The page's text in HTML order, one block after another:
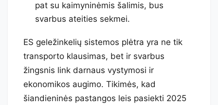
pat su kaimyninėmis šalimis, bus
svarbus ateities sekmei.
ES geležinkelių sistemos plėtra yra ne tik
transporto klausimas, bet ir svarbus
žingsnis link darnaus vystymosi ir
ekonomikos augimo. Tikimės, kad
šiandieninės pastangos leis pasiekti 2025